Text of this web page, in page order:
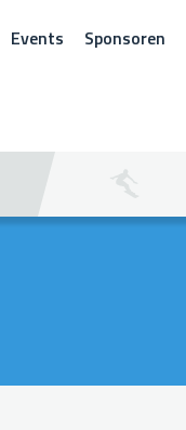
Events Sponsoren